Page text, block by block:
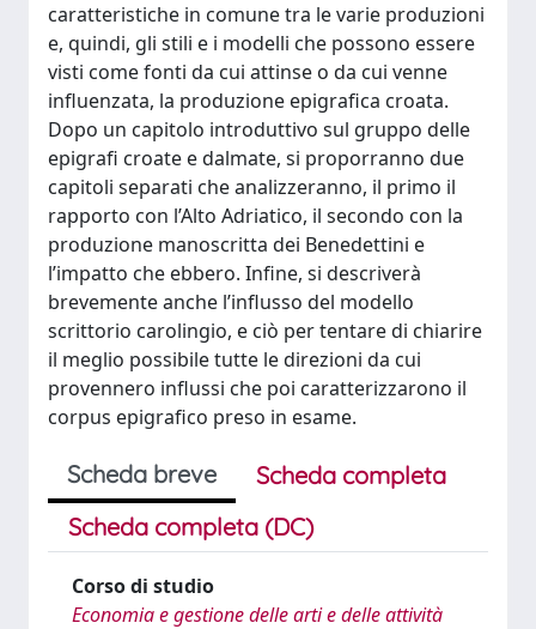
caratteristiche in comune tra le varie produzioni
e, quindi, gli stili e i modelli che possono essere
visti come fonti da cui attinse o da cui venne
influenzata, la produzione epigrafica croata.
Dopo un capitolo introduttivo sul gruppo delle
epigrafi croate e dalmate, si proporranno due
capitoli separati che analizzeranno, il primo il
rapporto con l’Alto Adriatico, il secondo con la
produzione manoscritta dei Benedettini e
l’impatto che ebbero. Infine, si descriverà
brevemente anche l’influsso del modello
scrittorio carolingio, e ciò per tentare di chiarire
il meglio possibile tutte le direzioni da cui
provennero influssi che poi caratterizzarono il
corpus epigrafico preso in esame.
Scheda breve
Scheda completa
Scheda completa (DC)
Corso di studio
Economia e gestione delle arti e delle attività